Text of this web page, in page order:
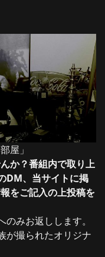
屋」
か？番組内で取り上
DM、当サイトに掲
をご記入の上投稿を
みお返しします。
が撮られたオリジナ